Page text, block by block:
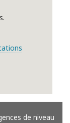
de niveau